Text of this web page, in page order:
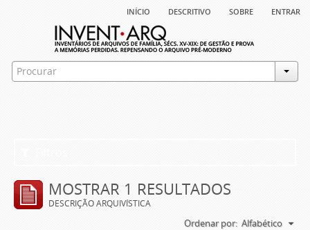
início descritivo sobre entrar
MOSTRAR 1 RESULTADOS
DESCRIÇÃO ARQUIVÍSTICA
Ordenar por: Alfabético